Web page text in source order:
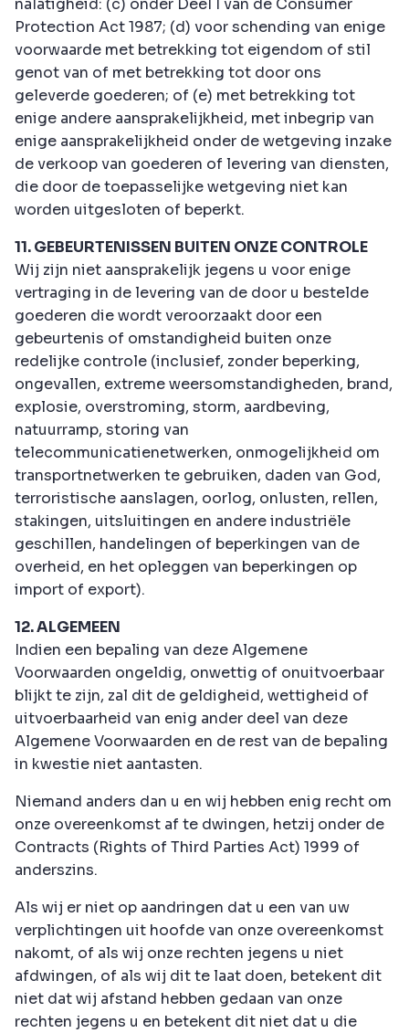
nalatigheid: (c) onder Deel I van de Consumer
Protection Act 1987; (d) voor schending van enige
voorwaarde met betrekking tot eigendom of stil
genot van of met betrekking tot door ons
geleverde goederen; of (e) met betrekking tot
enige andere aansprakelijkheid, met inbegrip van
enige aansprakelijkheid onder de wetgeving inzake
de verkoop van goederen of levering van diensten,
die door de toepasselijke wetgeving niet kan
worden uitgesloten of beperkt.
11. GEBEURTENISSEN BUITEN ONZE CONTROLE
Wij zijn niet aansprakelijk jegens u voor enige
vertraging in de levering van de door u bestelde
goederen die wordt veroorzaakt door een
gebeurtenis of omstandigheid buiten onze
redelijke controle (inclusief, zonder beperking,
ongevallen, extreme weersomstandigheden, brand,
explosie, overstroming, storm, aardbeving,
natuurramp, storing van
telecommunicatienetwerken, onmogelijkheid om
transportnetwerken te gebruiken, daden van God,
terroristische aanslagen, oorlog, onlusten, rellen,
stakingen, uitsluitingen en andere industriële
geschillen, handelingen of beperkingen van de
overheid, en het opleggen van beperkingen op
import of export).
12. ALGEMEEN
Indien een bepaling van deze Algemene
Voorwaarden ongeldig, onwettig of onuitvoerbaar
blijkt te zijn, zal dit de geldigheid, wettigheid of
uitvoerbaarheid van enig ander deel van deze
Algemene Voorwaarden en de rest van de bepaling
in kwestie niet aantasten.
Niemand anders dan u en wij hebben enig recht om
onze overeenkomst af te dwingen, hetzij onder de
Contracts (Rights of Third Parties Act) 1999 of
anderszins.
Als wij er niet op aandringen dat u een van uw
verplichtingen uit hoofde van onze overeenkomst
nakomt, of als wij onze rechten jegens u niet
afdwingen, of als wij dit te laat doen, betekent dit
niet dat wij afstand hebben gedaan van onze
rechten jegens u en betekent dit niet dat u die